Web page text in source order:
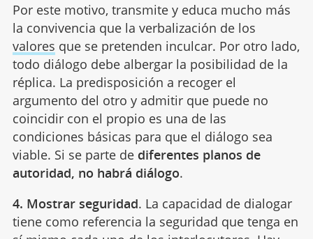
Por este motivo, transmite y educa mucho más
la convivencia que la verbalización de los
valores que se pretenden inculcar. Por otro lado,
todo diálogo debe albergar la posibilidad de la
réplica. La predisposición a recoger el
argumento del otro y admitir que puede no
coincidir con el propio es una de las
condiciones básicas para que el diálogo sea
viable. Si se parte de diferentes planos de
autoridad, no habrá diálogo.
4. Mostrar seguridad. La capacidad de dialogar
tiene como referencia la seguridad que tenga en